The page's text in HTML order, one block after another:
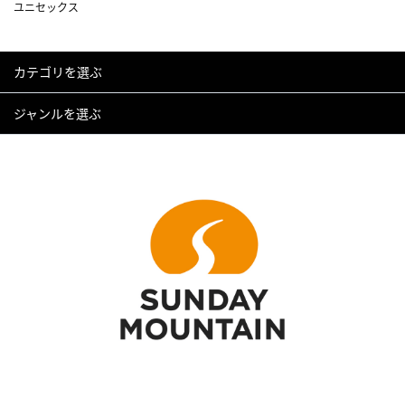
ユニセックス
カテゴリを選ぶ
ジャンルを選ぶ